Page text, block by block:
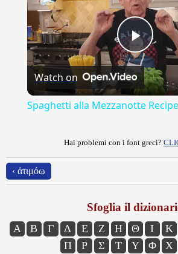
Play
Watch on
Spaghetti alla Mezzanotte Recipe
Hai problemi con i font greci?
‹ ἀτιμόω
Sfoglia il
Α Β Γ Δ Ε Ζ Η Θ Ι Κ
Π
Ρ Σ Τ Υ Φ Χ